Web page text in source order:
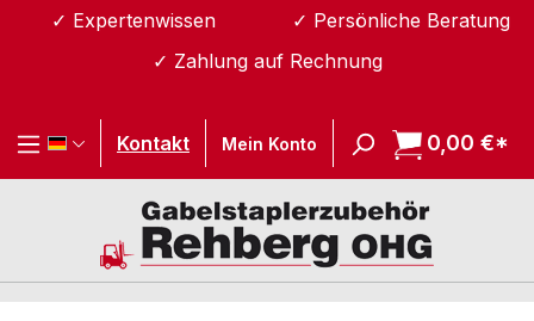
Zum Hauptinhalt springen
✓ Expertenwissen
✓ Persönliche Beratung
✓ Zahlung auf Rechnung
Kontakt Mein Konto 0,00 €*